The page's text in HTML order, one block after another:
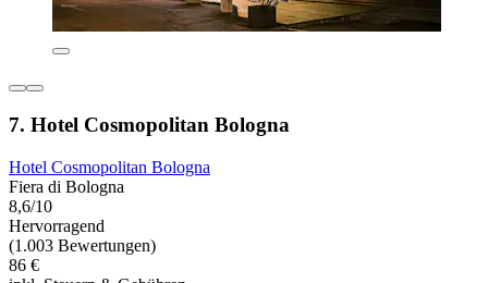
7. Hotel Cosmopolitan Bologna
Hotel Cosmopolitan Bologna
Fiera di Bologna
8,6/10
Hervorragend
(1.003 Bewertungen)
86 €